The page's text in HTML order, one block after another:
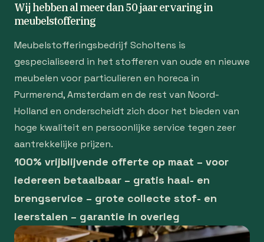
Wij hebben al meer dan 50 jaar ervaring in
meubelstoffering
Meubelstofferingsbedrijf Scholtens is
gespecialiseerd in het stofferen van oude en nieuwe
meubelen voor particulieren en horeca in
Purmerend, Amsterdam en de rest van Noord-
Holland en onderscheidt zich door het bieden van
hoge kwaliteit en persoonlijke service tegen zeer
aantrekkelijke prijzen.
100% vrijblijvende offerte op maat – voor
iedereen betaalbaar – gratis haal- en
brengservice – grote collecte stof- en
leerstalen – garantie in overleg